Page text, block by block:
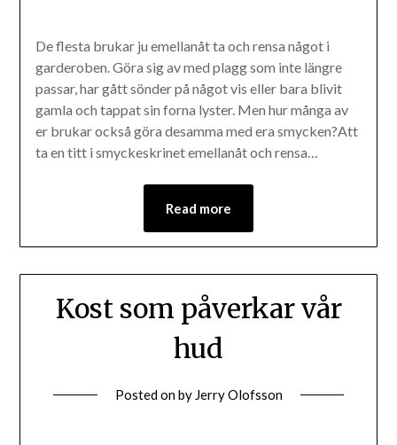
De flesta brukar ju emellanåt ta och rensa något i
garderoben. Göra sig av med plagg som inte längre
passar, har gått sönder på något vis eller bara blivit
gamla och tappat sin forna lyster. Men hur många av
er brukar också göra desamma med era smycken?Att
ta en titt i smyckeskrinet emellanåt och rensa…
Read more
Kost som påverkar vår
hud
Posted onby Jerry Olofsson